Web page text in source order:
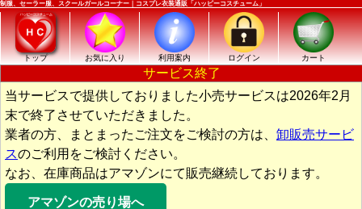
制服、セーラー服、スクールガールコーナー｜コスプレ衣装通販「ハッピーコスチューム」
トップ お気に入り 利用案内 ログイン カート
サービス終了
当サービスで提供しておりました小売サービスは2026年2月
末で終了させていただきました。
業者の方、まとまったご注文をご検討の方は、 卸販売サービ
スのご利用をご検討ください。
なお、在庫商品はアマゾンにて販売継続しております。
アマゾンの売り場へ